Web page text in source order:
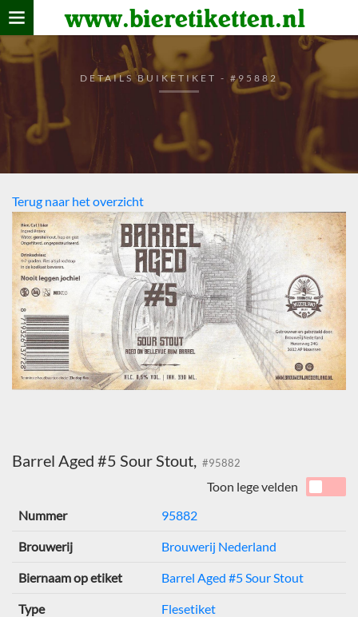
www.bieretiketten.nl
Home
verzamelen
De bierkaart
Bezoekers
DETAILS BUIKETIKET - #95882
Terug naar het overzicht
Barrel Aged #5 Sour Stout, #95882
Toon lege velden
Nummer
95882
Brouwerij Brouwerij Nederland
Biernaam op etiket Barrel Aged #5 Sour Stout
Type Flesetiket